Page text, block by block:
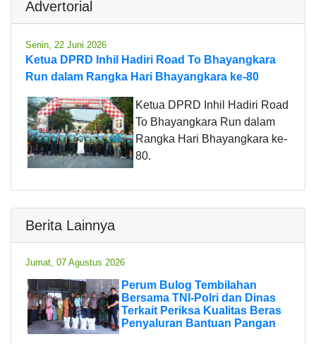
Advertorial
Senin, 22 Juni 2026
Ketua DPRD Inhil Hadiri Road To Bhayangkara
Run dalam Rangka Hari Bhayangkara ke-80
Ketua DPRD Inhil Hadiri Road
To Bhayangkara Run dalam
Rangka Hari Bhayangkara ke-
80.
Berita Lainnya
Jumat, 07 Agustus 2026
Perum Bulog Tembilahan
Bersama TNI-Polri dan Dinas
Terkait Periksa Kualitas Beras
Penyaluran Bantuan Pangan